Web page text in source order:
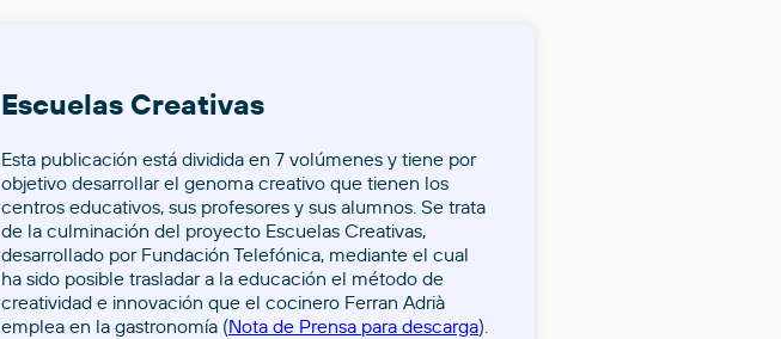
Escuelas Creativas
Esta publicación está dividida en 7 volúmenes y tiene por
objetivo desarrollar el genoma creativo que tienen los
centros educativos, sus profesores y sus alumnos. Se trata
de la culminación del proyecto Escuelas Creativas,
desarrollado por Fundación Telefónica, mediante el cual
ha sido posible trasladar a la educación el método de
creatividad e innovación que el cocinero Ferran Adrià
emplea en la gastronomía (Nota de Prensa para descarga).